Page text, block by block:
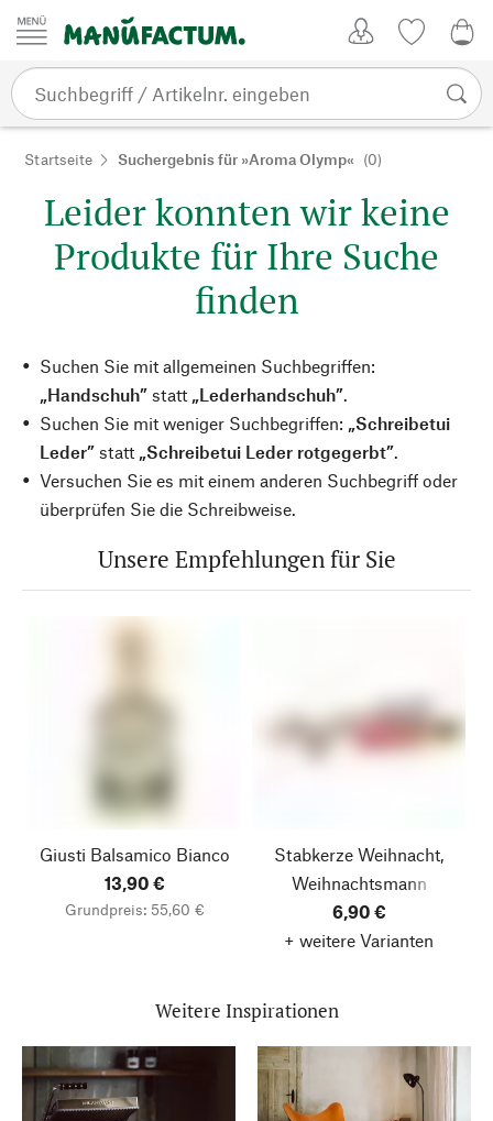
Zum Inhalt springen
Startseite Suchergebnis für »Aroma Olymp« (0)
Leider konnten wir keine
Produkte für Ihre Suche
finden
Suchen Sie mit allgemeinen Suchbegriffen:
„Handschuh” statt „Lederhandschuh”.
Suchen Sie mit weniger Suchbegriffen: „Schreibetui
Leder” statt „Schreibetui Leder rotgegerbt”.
Versuchen Sie es mit einem anderen Suchbegriff oder
überprüfen Sie die Schreibweise.
Unsere Empfehlungen für Sie
Giusti Balsamico Bianco
13,90 €
Grundpreis: 55,60 €
Stabkerze Weihnacht,
Weihnachtsmann
6,90 €
+ weitere Varianten
Weitere Inspirationen